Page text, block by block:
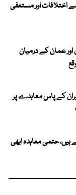
اختلافات اور مستعفی
اور عمان کے درمیان
کے پاس معاہدے پر
حتمی معاہدہ ابھی